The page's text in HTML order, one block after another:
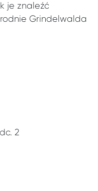
je znaleźć
Grindelwalda
2